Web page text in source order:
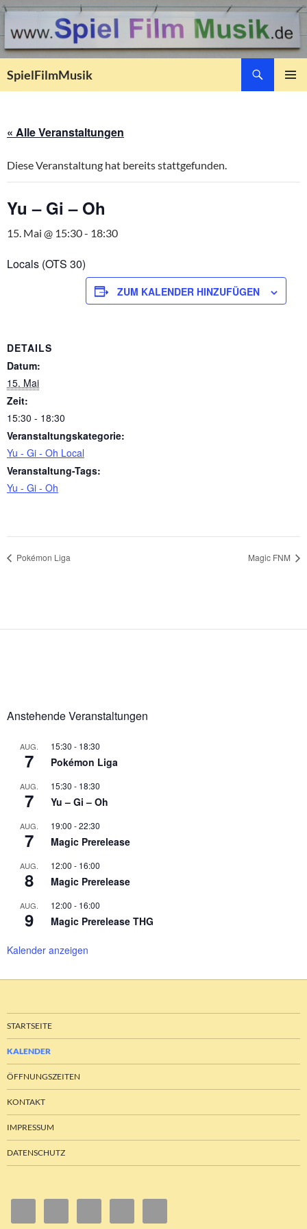
SpielFilmMusik
« Alle Veranstaltungen
Diese Veranstaltung hat bereits stattgefunden.
Yu – Gi – Oh
15. Mai @ 15:30- 18:30
Locals (OTS 30)
ZUM KALENDER HINZUFÜGEN
DETAILS
Datum:
15. Mai
Zeit:
15:30 - 18:30
Veranstaltungskategorie:
Yu - Gi - Oh Local
Veranstaltung-Tags:
Yu - Gi - Oh
Pokémon Liga Magic FNM
Anstehende Veranstaltungen
AUG.
7
15:30 - 18:30
Pokémon Liga
AUG.
7
15:30 - 18:30
Yu – Gi – Oh
AUG.
7
19:00 -22:30
Magic Prerelease
AUG.
8
12:00 - 16:00
Magic Prerelease
AUG.
9
12:00 - 16:00
Magic Prerelease THG
Kalender anzeigen
STARTSEITE
KALENDER
ÖFFNUNGSZEITEN
KONTAKT
IMPRESSUM
DATENSCHUTZ